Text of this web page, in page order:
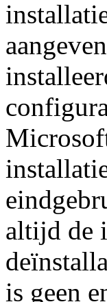
altijd de
is geen